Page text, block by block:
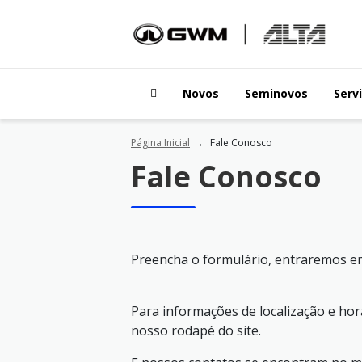
Novos Seminovos
Página Inicial Fale Conosco
Fale Conosco
Preencha o formulário, entraremos
Para informações de localização e
nosso rodapé do site.